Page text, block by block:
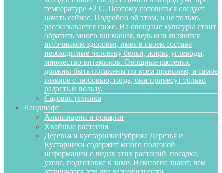
температуре +2 С. Поэтому готовиться следует
начать сейчас. Подробно об этом, и не только,
рассказывается ниже. На овощные культуры стоит
обратить много внимания, ведь они являются
источником здоровья, имея в своем составе
необходимые человеку белки, жиры, углеводы,
множество витаминов. Овощные растения
должны быть посажены по всем правилам, а самое
главное с любовью, тогда, они принесут только
радость и пользу.
Садовая техника
Ландшафт
Альпинарии и рокарии
Хвойные растения
Деревья и кустарникиРубрика Деревья и
Кустарники содержит много полезной
информации о видах этих растений, посадке,
уходе, подготовке к зиме. Немногие знают, чем
отличаются эти две разновидности